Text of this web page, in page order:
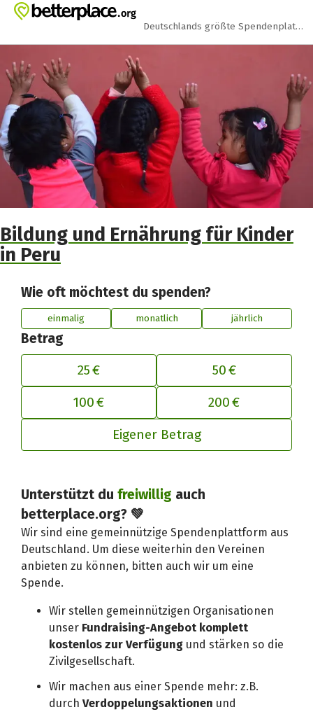
Zum Hauptinhalt springen
Erklärung zur Barrierefreiheit anzeigen
Deutschlands größte Spendenplattform
Bildung und Ernährung für Kinder
in Peru
Wie oft möchtest du spenden?
einmalig monatlich jährlich
Betrag
25 €
50 €
100 € 200 €
Eigener Betrag
Unterstützt dufreiwillig auch
betterplace.org? 💚
Wir sind eine gemeinnützige Spendenplattform aus
Deutschland. Um diese weiterhin den Vereinen
anbieten zu können, bitten auch wir um eine
Spende.
Wir stellen gemeinnützigen Organisationen
unser Fundraising-Angebot komplett
kostenlos zur Verfügung und stärken so die
Zivilgesellschaft.
Wir machen aus einer Spende mehr: z.B.
durchVerdoppelungsaktionen und
Deinen Beitrag an betterplace